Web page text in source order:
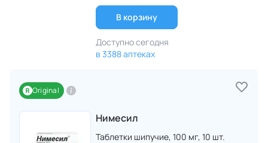
В корзину
Доступно сегодня
в 3388 аптеках
Original
Нимесил
Таблетки шипучие, 100 мг, 10 шт.